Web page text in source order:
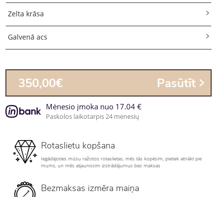
Zelta krāsa
Galvenā acs
350,00€ Pasūtīt
Mėnesio įmoka nuo 17.04 €
Paskolos laikotarpis 24 mėnesių
Rotaslietu kopšana
Iegādājoties mūsu ražotos rotaslietas, mēs tās kopēsim, pietiek atnākt pie
mums, un mēs atjaunosim izstrādājumus bez maksas
Bezmaksas izmēra maiņa